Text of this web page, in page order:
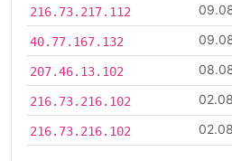
216.73.217.112
40.77.167.132
207.46.13.102
216.73.216.102
216.73.216.102